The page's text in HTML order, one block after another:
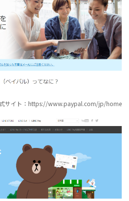
サイト：https://www.paypal.com/jp/home